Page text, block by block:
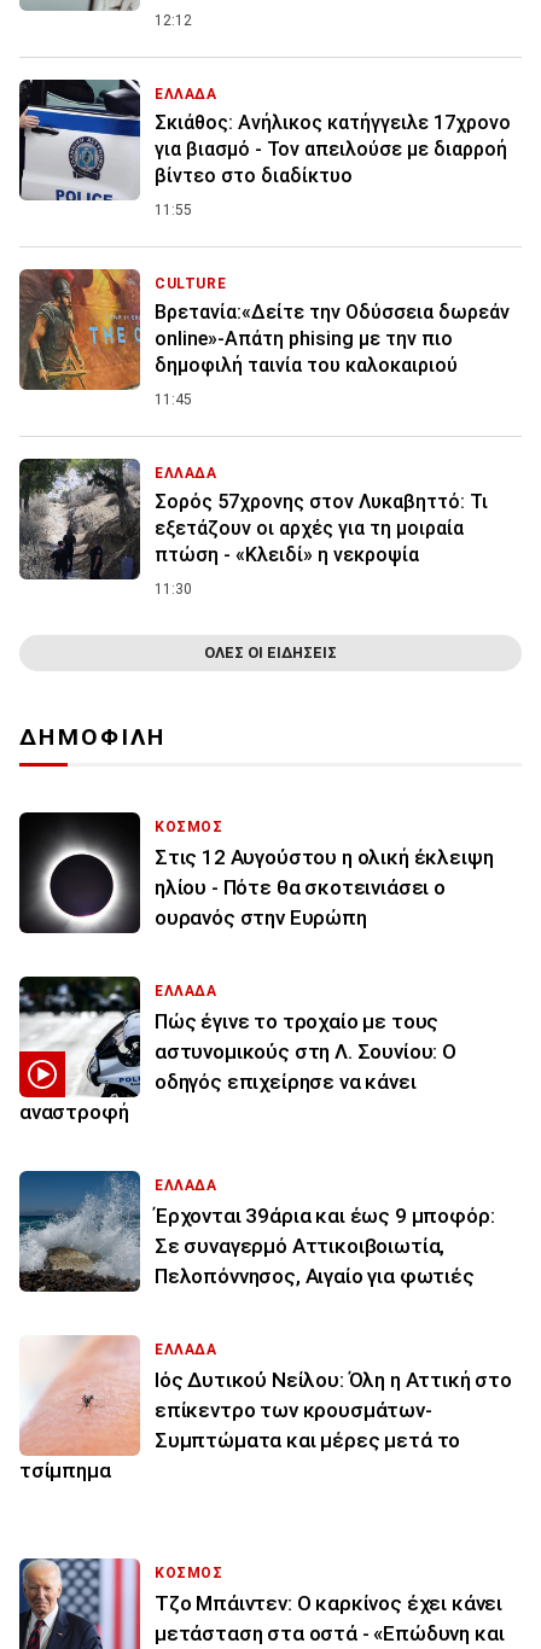
12:12
ΕΛΛΑΔΑ
Σκιάθος: Ανήλικος κατήγγειλε 17χρονο
για βιασμό - Τον απειλούσε με διαρροή
βίντεο στο διαδίκτυο
11:55
CULTURE
Βρετανία:«Δείτε την Οδύσσεια δωρεάν
online»-Απάτη phising με την πιο
δημοφιλή ταινία του καλοκαιριού
11:45
ΕΛΛΑΔΑ
Σορός 57χρονης στον Λυκαβηττό: Τι
εξετάζουν οι αρχές για τη μοιραία
πτώση - «Κλειδί» η νεκροψία
11:30
ΟΛΕΣ ΟΙ ΕΙΔΗΣΕΙΣ
ΔΗΜΟΦΙΛΗ
ΚΟΣΜΟΣ
Στις 12 Αυγούστου η ολική έκλειψη
ηλίου - Πότε θα σκοτεινιάσει ο
ουρανός στην Ευρώπη
ΕΛΛΑΔΑ
Πώς έγινε το τροχαίο με τους
αστυνομικούς στη Λ. Σουνίου: Ο
οδηγός επιχείρησε να κάνει
αναστροφή
ΕΛΛΑΔΑ
Έρχονται 39άρια και έως 9 μποφόρ:
Σε συναγερμό Αττικοιβοιωτία,
Πελοπόννησος, Αιγαίο για φωτιές
ΕΛΛΑΔΑ
Ιός Δυτικού Νείλου: Όλη η Αττική στο
επίκεντρο των κρουσμάτων-
Συμπτώματα και μέρες μετά το
τσίμπημα
ΚΟΣΜΟΣ
Τζο Μπάιντεν: Ο καρκίνος έχει κάνει
μετάσταση στα οστά - «Επώδυνη και